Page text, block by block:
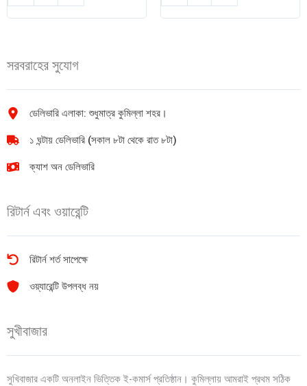
জিরা
গুঁড়া
quantity
৪
আম
সরবরাহের সুযোগ
ডেলিভারি এলাকা: শুধুমাত্র কুমিল্লা শহর।
১ ঘন্টায় ডেলিভারি (সকাল ৮টা থেকে রাত ৮টা)
ক্যাশ অন ডেলিভারি
রিটার্ন এবং ওয়ারেন্টি
রিটার্ন শর্ত সাপেক্ষে
ওয়্যারেন্টি উপলব্ধ নয়
সুখীবাজার
সুখিবাজার একটি অনলাইন ভিত্তিক ই-কমার্স প্রতিষ্ঠান। কুমিল্লায় আমরাই প্রথম সঠিক